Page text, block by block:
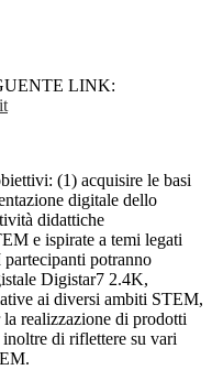
LINK:
(1) acquisire le basi
digitale dello
didattiche
e ispirate a temi legati
potranno
Digistar7 2.4K,
ai diversi ambiti STEM,
realizzazione di prodotti
di riflettere su vari